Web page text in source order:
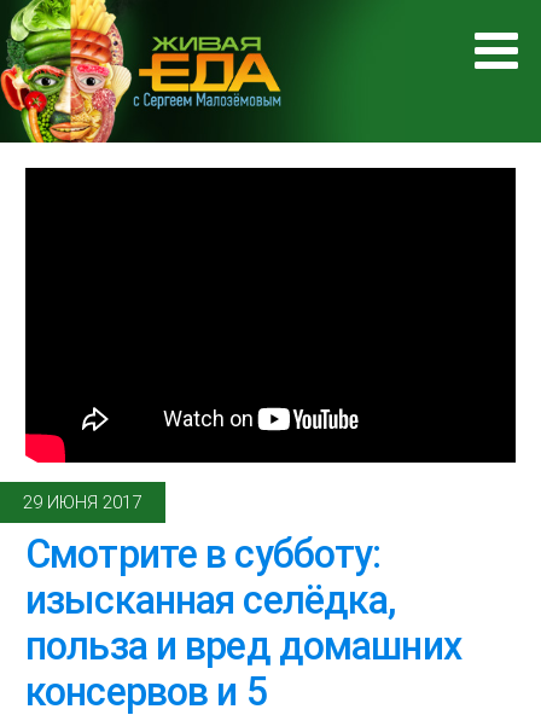
29 ИЮНЯ 2017
Смотрите в субботу:
изысканная селёдка,
польза и вред домашних
консервов и 5